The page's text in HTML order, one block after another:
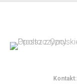
Kontakt: